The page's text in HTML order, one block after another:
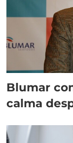
Blumar
calma